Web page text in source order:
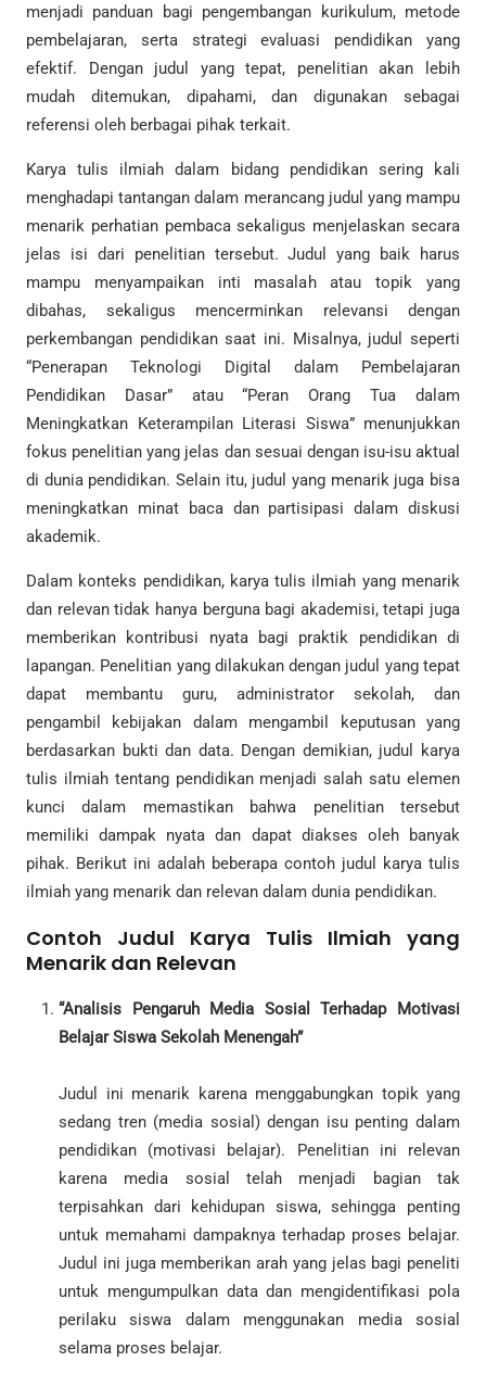
menjadi panduan bagi pengembangan kurikulum, metode
pembelajaran, serta strategi evaluasi pendidikan yang
efektif. Dengan judul yang tepat, penelitian akan lebih
mudah ditemukan, dipahami, dan digunakan sebagai
referensi oleh berbagai pihak terkait.
Karya tulis ilmiah dalam bidang pendidikan sering kali
menghadapi tantangan dalam merancang judul yang mampu
menarik perhatian pembaca sekaligus menjelaskan secara
jelas isi dari penelitian tersebut. Judul yang baik harus
mampu menyampaikan inti masalah atau topik yang
dibahas, sekaligus mencerminkan relevansi dengan
perkembangan pendidikan saat ini. Misalnya, judul seperti
“Penerapan Teknologi Digital dalam Pembelajaran
Pendidikan Dasar” atau “Peran Orang Tua dalam
Meningkatkan Keterampilan Literasi Siswa” menunjukkan
fokus penelitian yang jelas dan sesuai dengan isu-isu aktual
di dunia pendidikan. Selain itu, judul yang menarik juga bisa
meningkatkan minat baca dan partisipasi dalam diskusi
akademik.
Dalam konteks pendidikan, karya tulis ilmiah yang menarik
dan relevan tidak hanya berguna bagi akademisi, tetapi juga
memberikan kontribusi nyata bagi praktik pendidikan di
lapangan. Penelitian yang dilakukan dengan judul yang tepat
dapat membantu guru, administrator sekolah, dan
pengambil kebijakan dalam mengambil keputusan yang
berdasarkan bukti dan data. Dengan demikian, judul karya
tulis ilmiah tentang pendidikan menjadi salah satu elemen
kunci dalam memastikan bahwa penelitian tersebut
memiliki dampak nyata dan dapat diakses oleh banyak
pihak. Berikut ini adalah beberapa contoh judul karya tulis
ilmiah yang menarik dan relevan dalam dunia pendidikan.
Contoh Judul Karya Tulis Ilmiah yang
Menarik dan Relevan
“Analisis Pengaruh Media Sosial Terhadap Motivasi
Belajar Siswa Sekolah Menengah”
Judul ini menarik karena menggabungkan topik yang
sedang tren (media sosial) dengan isu penting dalam
pendidikan (motivasi belajar). Penelitian ini relevan
karena media sosial telah menjadi bagian tak
terpisahkan dari kehidupan siswa, sehingga penting
untuk memahami dampaknya terhadap proses belajar.
Judul ini juga memberikan arah yang jelas bagi peneliti
untuk mengumpulkan data dan mengidentifikasi pola
perilaku siswa dalam menggunakan media sosial
selama proses belajar.